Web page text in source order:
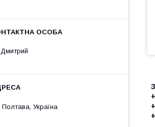
Дмитрий
Полтава, Україна